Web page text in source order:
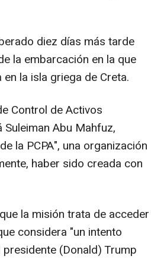
diez días más tarde
la embarcación en la que
la isla griega de Creta.
Control de Activos
Abu Mahfuz,
la PCPA", una organización
haber sido creada con
la misión trata de acceder
considera "un intento
(Donald) Trump